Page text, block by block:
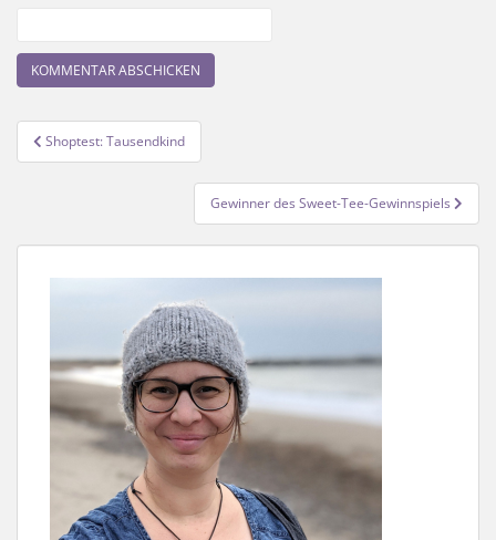
Beitragsnavigation
Shoptest: Tausendkind
Gewinner des Sweet-Tee-Gewinnspiels